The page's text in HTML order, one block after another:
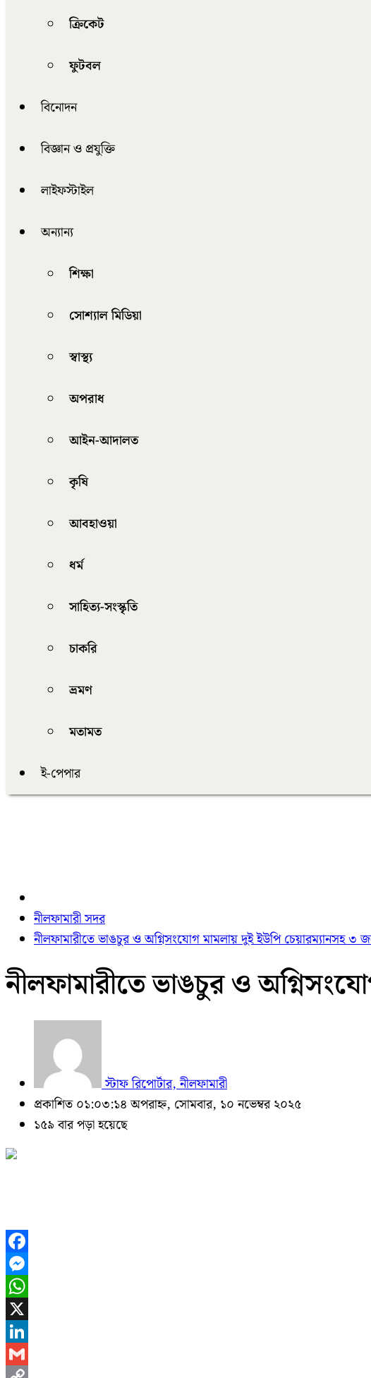
ক্রিকেট
ফুটবল
বিনোদন
বিজ্ঞান ও প্রযুক্তি
লাইফস্টাইল
অন্যান্য
শিক্ষা
সোশ্যাল মিডিয়া
স্বাস্থ্য
অপরাধ
আইন-আদালত
কৃষি
আবহাওয়া
ধর্ম
সাহিত্য-সংস্কৃতি
চাকরি
ভ্রমণ
মতামত
ই-পেপার
নীলফামারী সদর
নীলফামারীতে ভাঙচুর ও অগ্নিসংযোগ মামলায় দুই ইউপি চেয়ারম্যানসহ ৩
নীলফামারীতে ভাঙচুর ও
স্টাফ রিপোর্টার, নীলফামারী
প্রকাশিত ০১:০৩:১৪ অপরাহ্ন, সোমবার, ১০ নভেম্বর ২০২৫
১৫৯ বার পড়া হয়েছে
Facebook
Messenger
WhatsApp
X
LinkedIn